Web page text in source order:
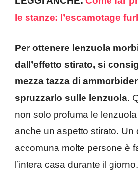
le stanze: l’escamotage
Per ottenere lenzuola
dall’effetto stirato, si
mezza tazza di
spruzzarlo sulle lenzuola.
non solo profuma le
anche un aspetto stirato. Un
accomuna molte persone è
l’intera casa durante il giorno.